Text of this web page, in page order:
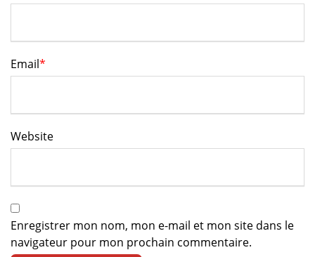
Email*
Website
Enregistrer mon nom, mon e-mail et mon site dans le
navigateur pour mon prochain commentaire.